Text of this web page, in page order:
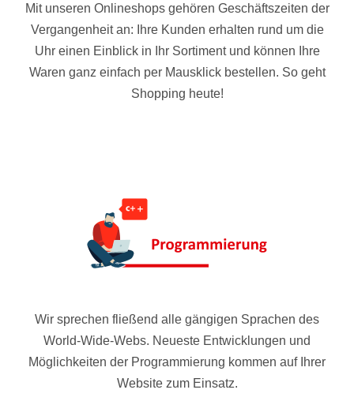
Mit unseren Onlineshops gehören Geschäftszeiten der
Vergangenheit an: Ihre Kunden erhalten rund um die
Uhr einen Einblick in Ihr Sortiment und können Ihre
Waren ganz einfach per Mausklick bestellen. So geht
Shopping heute!
Wir sprechen fließend alle gängigen Sprachen des
World-Wide-Webs. Neueste Entwicklungen und
Möglichkeiten der Programmierung kommen auf Ihrer
Website zum Einsatz.